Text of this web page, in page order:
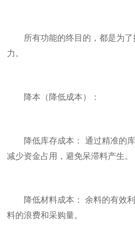
所有功能的终目的，都是为了
力。
降本（降低成本）：
降低库存成本： 通过精准的库
减少资金占用，避免呆滞料产生。
降低材料成本： 余料的有效利
料的浪费和采购量。